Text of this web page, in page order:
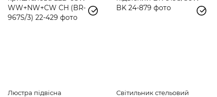
Люстра підвісна
Світильник стельовий